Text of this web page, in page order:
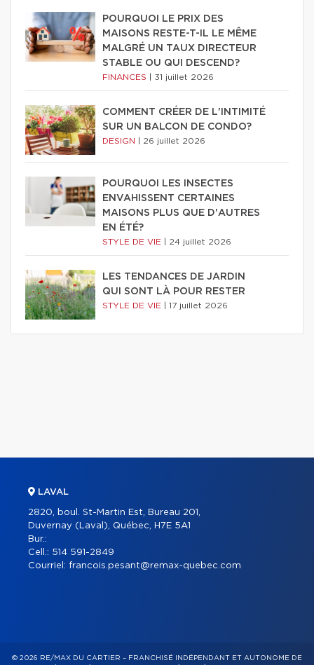
POURQUOI LE PRIX DES
MAISONS RESTE-T-IL LE MÊME
MALGRÉ UN TAUX DIRECTEUR
STABLE OU QUI DESCEND?
FINANCES 31 juillet 2026
COMMENT CRÉER DE L'INTIMITÉ
SUR UN BALCON DE CONDO?
DESIGN 26 juillet 2026
POURQUOI LES INSECTES
ENVAHISSENT CERTAINES
MAISONS PLUS QUE D'AUTRES
EN ÉTÉ?
STYLE DE VIE 24 juillet 2026
LES TENDANCES DE JARDIN
QUI SONT LÀ POUR RESTER
STYLE DE VIE 17 juillet 2026
LAVAL
2820, boul. St-Martin Est, Bureau 201,
Duvernay (Laval), Québec, H7E 5A1
Bur.:
Cell.: 514 591-2849
Courriel: francois.pesant@remax-quebec.com
© 2026 RE/MAX DU CARTIER – FRANCHISÉ INDÉPENDANT ET AUTONOME DE